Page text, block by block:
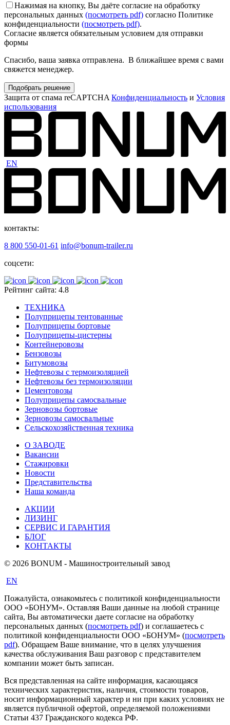
Нажимая на кнопку, Вы даёте согласие на обработку
персональных данных (посмотреть pdf) согласно Политике
конфиденциальности (посмотреть pdf).
Согласие является обязательным условием для отправки
формы
Спасибо, ваша заявка отправлена. В ближайшее время с вами
свяжется менеджер.
Подобрать решение
Защита от спама reCAPTCHA Конфиденциальность и Условия
использования
EN
контакты:
8 800 550-01-61 info@bonum-trailer.ru
соцсети:
Рейтинг сайта: 4.8
ТЕХНИКА
Полуприцепы тентованные
Полуприцепы бортовые
Полуприцепы-цистерны
Контейнеровозы
Бензовозы
Битумовозы
Нефтевозы с термоизоляцией
Нефтевозы без термоизоляции
Цементовозы
Полуприцепы самосвальные
Зерновозы бортовые
Зерновозы самосвальные
Сельскохозяйственная техника
О ЗАВОДЕ
Вакансии
Стажировки
Новости
Представительства
Наша команда
АКЦИИ
ЛИЗИНГ
СЕРВИС И ГАРАНТИЯ
БЛОГ
КОНТАКТЫ
© 2026 BONUM - Машиностроительный завод
EN
Пожалуйста, ознакомьтесь с политикой конфиденциальности
ООО «БОНУМ». Оставляя Ваши данные на любой странице
сайта, Вы автоматически даете согласие на обработку
персональных данных (посмотреть pdf) и соглашаетесь с
политикой конфиденциальности ООО «БОНУМ» (посмотреть
pdf). Обращаем Ваше внимание, что в целях улучшения
качества обслуживания Ваш разговор с представителем
компании может быть записан.
Вся представленная на сайте информация, касающаяся
технических характеристик, наличия, стоимости товаров,
носит информационный характер и ни при каких условиях не
является публичной офертой, определяемой положениями
Статьи 437 Гражданского кодекса РФ.